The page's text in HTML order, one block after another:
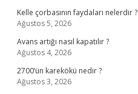
Kelle çorbasının faydaları nelerdir ?
Ağustos 5, 2026
Avans artığı nasıl kapatılır ?
Ağustos 4, 2026
2700’ün karekökü nedir ?
Ağustos 3, 2026